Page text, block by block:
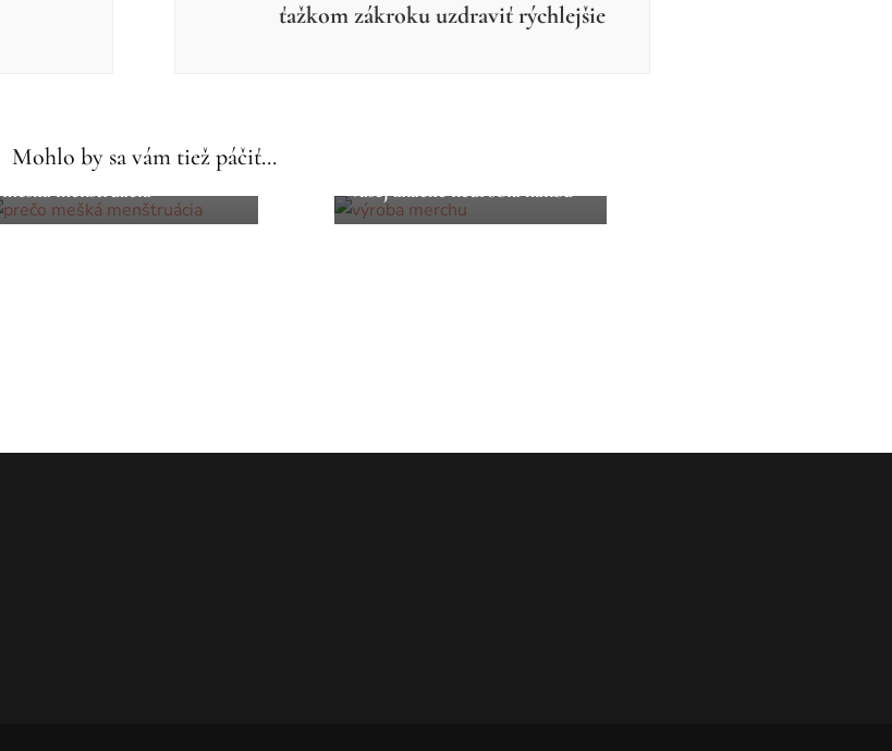
ťažkom zákroku uzdraviť rýchlejšie
Mohlo by sa vám tiež páčiť...
10 možných príčin, prečo
mešká menštruácia
vašej značke neurobia hanbu